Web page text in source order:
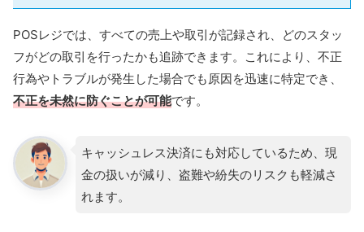
POSレジでは、すべての売上や取引が記録され、どのスタッ
フがどの取引を行ったかも追跡できます。これにより、不正
行為やトラブルが発生した場合でも原因を迅速に特定でき、
不正を未然に防ぐことが可能です。
キャッシュレス決済にも対応しているため、現
金の扱いが減り、盗難や紛失のリスクも軽減さ
れます。